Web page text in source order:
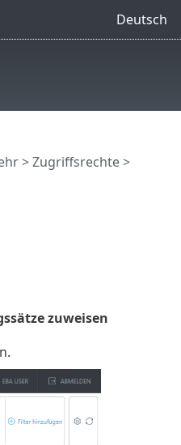
Deutsch
>Zugriffsrechte>
zuweisen